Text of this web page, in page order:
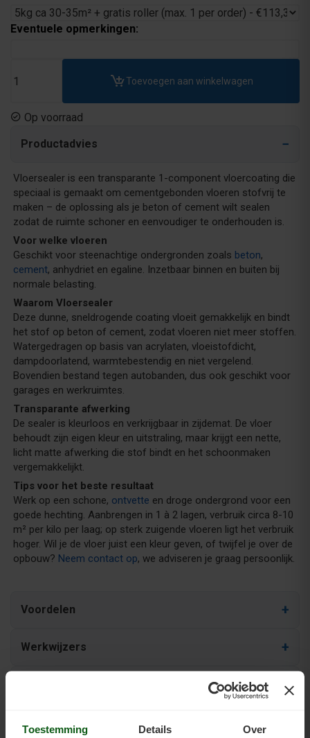
Toestemming Details Over
Eventuele opmerkingen:
Toevoegen aan winkelwagen
Op voorraad
Productadvies
Vloersealer is een transparante 1-component vloercoating die
speciaal is gemaakt om cementgebonden vloeren stofvrij te
maken – de oplossing als je beton of cement wilt sealen
zodat de ruimte schoner en eenvoudiger te onderhouden is.
Voor welke vloeren
Geschikt voor steenachtige ondergronden zoals beton,
cement, anhydriet en egaline. Inzetbaar binnen en buiten bij
normale belasting.
Waarom Vloersealer
Deze dunne, sneldrogende coating vloeit gemakkelijk en bindt
het stof op beton of cement, zodat vloeren niet meer stoffen.
Watergedragen op basis van acrylaten, vloeistofdicht,
dampdoorlatend, warmtebestendig en niet vergelend.
Bovendien bestand tegen autobanden, dus ook geschikt voor
garages en werkruimtes.
Transparante afwerking
De sealer is kleurloos en verkrijgbaar in zijdemat. De vloer
behoudt zijn eigen kleur en uitstraling, maar krijgt een nette,
licht matte afwerking die stof bindt en het schoonmaken
vergemakkelijkt.
Tips voor het beste resultaat
Werk op een schone, ontvette en droge ondergrond voor een
goede hechting. Aanbrengen in 1 à 2 lagen, verbruik circa 8-10
m² per kilo per laag; op sterk zuigende vloeren ligt het verbruik
hoger. Wil je de vloer juist een kleur geven, of twijfel je over de
opbouw? Neem contact op, we adviseren je graag persoonlijk.
Voordelen
Werkwijzers